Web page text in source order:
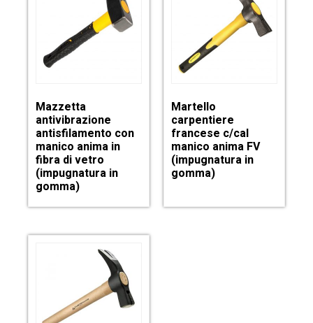
Mazzetta
antivibrazione
antisfilamento con
manico anima in
fibra di vetro
(impugnatura in
gomma)
Martello
carpentiere
francese c/cal
manico anima FV
(impugnatura in
gomma)